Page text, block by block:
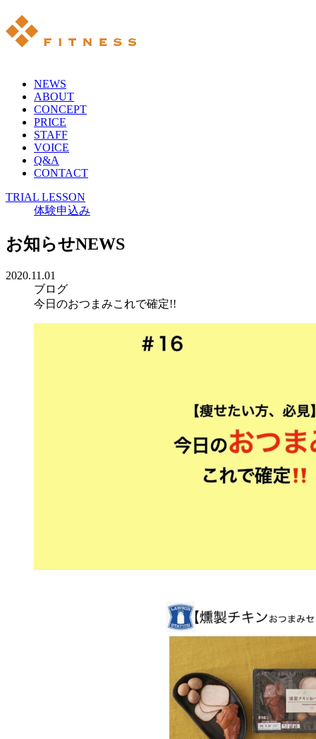
NEWS
ABOUT
CONCEPT
PRICE
STAFF
VOICE
Q&A
CONTACT
TRIAL LESSON
体験申込み
お知らせNEWS
2020.11.01
ブログ
今日のおつまみこれで確定!!